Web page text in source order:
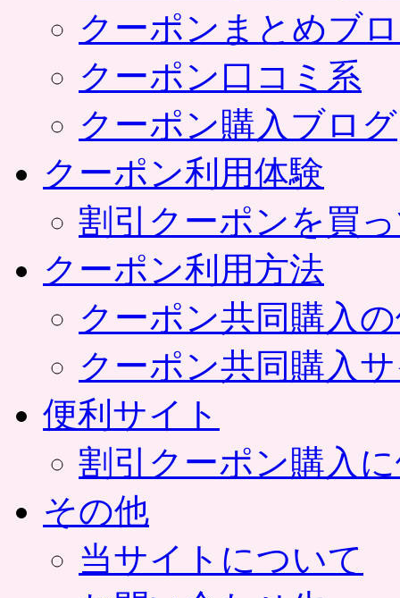
クーポンまとめブ
クーポン口コミ系
クーポン購入ブログ
クーポン利用体験
割引クーポンを買
クーポン利用方法
クーポン共同購入
クーポン共同購入
便利サイト
割引クーポン購入
その他
当サイトについて